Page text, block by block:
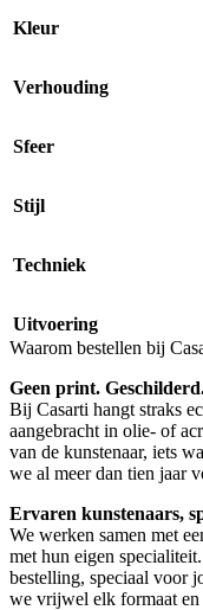
Kleur
Verhouding
Sfeer
Stijl
Techniek
Uitvoering
Waarom bestellen bij
Geen print.
Bij Casarti hangt straks
aangebracht in olie- of
van de kunstenaar, iets
we al meer dan tien jaar
Ervaren kunstenaars,
We werken samen met
met hun eigen
bestelling, speciaal voor
we vrijwel elk formaat en